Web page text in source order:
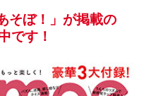
そぼ！」が掲載の
です！